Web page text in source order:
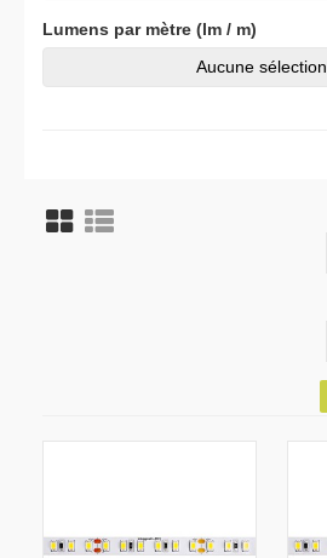
Lumens par mètre (lm / m)
Aucune sélection